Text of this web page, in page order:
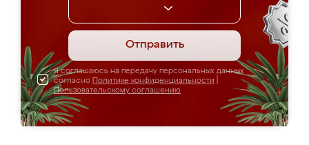
Отправить
Я соглашаюсь на передачу персональных данных
согласно Политике конфиденциальности
Пользовательскому соглашению